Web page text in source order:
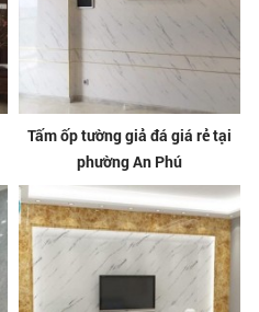
Tấm ốp tường giả đá giá rẻ tại
phường An Phú